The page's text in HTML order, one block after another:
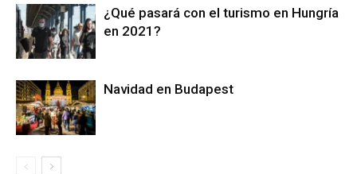
¿Qué pasará con el turismo en Hungría
en 2021?
Navidad en Budapest